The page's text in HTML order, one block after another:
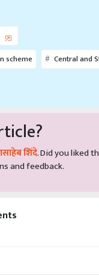
scheme
Central and
शिंदे . Did you liked
and feedback.